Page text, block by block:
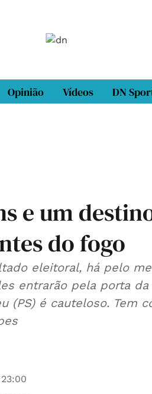
Opinião Vídeos DN
e um
do fogo
eleitoral, há pelo
entrarão pela porta
(PS) é cauteloso. Tem
23:00